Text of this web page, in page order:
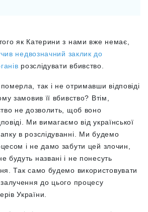
як Катерини з нами вже немає,
недвозначний заклик до
розслідувати вбивство.
так і не отримавши відповіді
замовив її вбивство? Втім,
не дозволить, щоб воно
Ми вимагаємо від української
в розслідуванні. Ми будемо
і не дамо забути цей злочин,
будуть названі і не понесуть
. Так само будемо використовувати
до цього процесу
України.